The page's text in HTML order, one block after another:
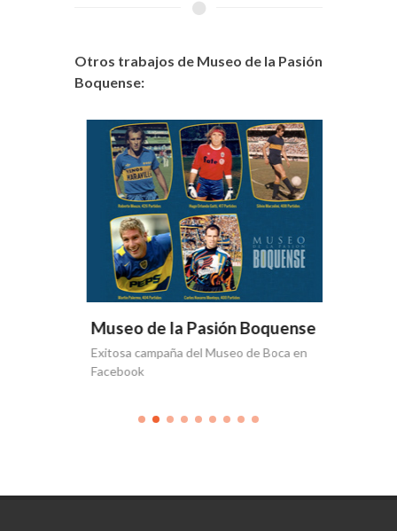
Otros trabajos de Museo de la Pasión
Boquense:
Museo de la Pasión Boquense
Exitosa campaña del Museo de Boca en
Facebook